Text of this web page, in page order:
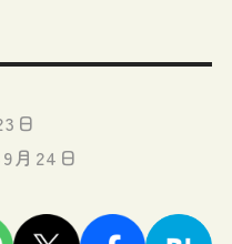
日
月24日